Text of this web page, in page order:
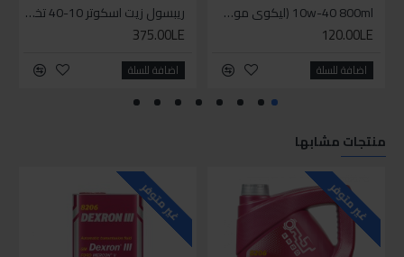
10w-40 800ml (ليكوي مولي زيت دراجة بخارية ( موتوسيكل - سكوتر
120.00LE
اضافة للسلة
ريبسول زيت اسكوتر 10-40 تخليقي بالكامل
375.00LE
اضافة للسلة
منتجات مشابها
غير متوفر غير متوفر